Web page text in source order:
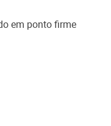
em ponto firme